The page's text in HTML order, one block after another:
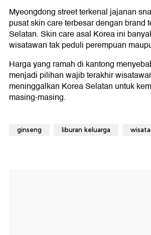
Myeongdong street terkenal jajanan
pusat skin care terbesar dengan brand
Selatan. Skin care asal Korea ini
wisatawan tak peduli perempuan
Harga yang ramah di kantong
menjadi pilihan wajib terakhir
meninggalkan Korea Selatan untuk
masing-masing.
ginseng liburan keluarga